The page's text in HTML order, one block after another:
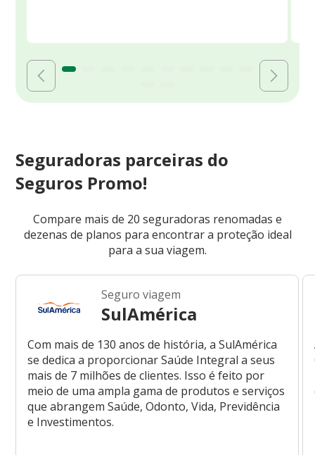
Seguradoras parceiras do
Seguros Promo!
Compare mais de 20 seguradoras renomadas e
dezenas de planos para encontrar a proteção ideal
para a sua viagem.
Seguro viagem
SulAmérica
Com mais de 130 anos de história, a SulAmérica
se dedica a proporcionar Saúde Integral a seus
mais de 7 milhões de clientes. Isso é feito por
meio de uma ampla gama de produtos e serviços
que abrangem Saúde, Odonto, Vida, Previdência
e Investimentos.